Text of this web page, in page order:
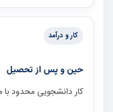
کار و درآمد
حین و پس از تحصیل
کار دانشجویی محدود با